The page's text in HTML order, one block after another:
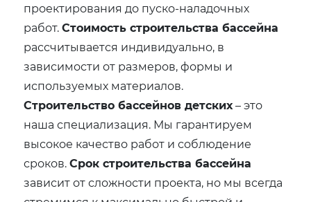
проектирования до пуско-наладочных
работ.Стоимость строительства бассейна
рассчитывается индивидуально, в
зависимости от размеров, формы и
используемых материалов.
Строительство бассейнов детских– это
наша специализация. Мы гарантируем
высокое качество работ и соблюдение
сроков.Срок строительства бассейна
зависит от сложности проекта, но мы всегда